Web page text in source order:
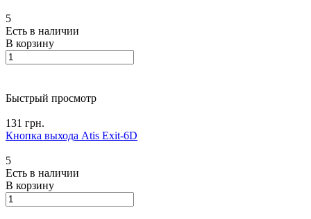
5
Есть в наличии
В корзину
Быстрый просмотр
131 грн.
Кнопка выхода Atis Exit-6D
5
Есть в наличии
В корзину